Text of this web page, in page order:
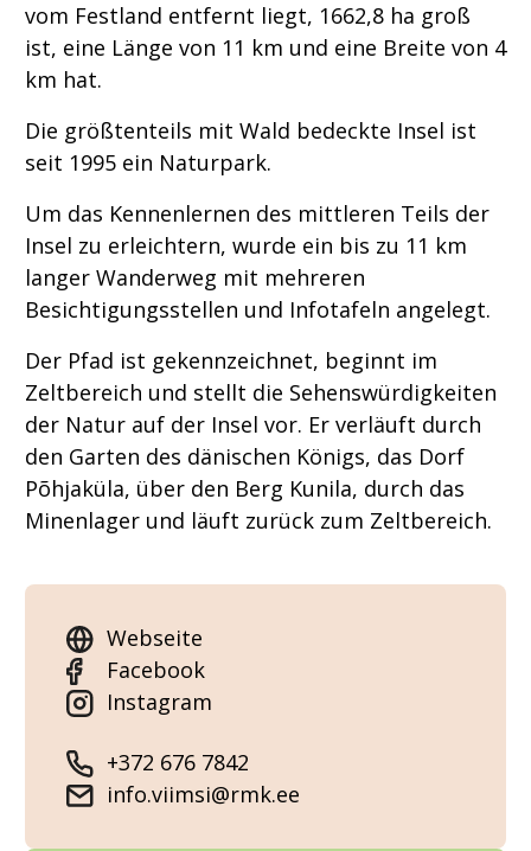
vom Festland entfernt liegt, 1662,8 ha groß
ist, eine Länge von 11 km und eine Breite von 4
km hat.
Die größtenteils mit Wald bedeckte Insel ist
seit 1995 ein Naturpark.
Um das Kennenlernen des mittleren Teils der
Insel zu erleichtern, wurde ein bis zu 11 km
langer Wanderweg mit mehreren
Besichtigungsstellen und Infotafeln angelegt.
Der Pfad ist gekennzeichnet, beginnt im
Zeltbereich und stellt die Sehenswürdigkeiten
der Natur auf der Insel vor. Er verläuft durch
den Garten des dänischen Königs, das Dorf
Põhjaküla, über den Berg Kunila, durch das
Minenlager und läuft zurück zum Zeltbereich.
Webseite
Facebook
Instagram
+372 676 7842
info.viimsi@rmk.ee